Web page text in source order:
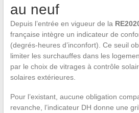
au neuf
Depuis l’entrée en vigueur de la
française intègre un indicateur de
(degrés-heures d’inconfort). Ce seuil
limiter les surchauffes dans les
par le choix de vitrages à contrôle
solaires extérieures.
Pour l’existant, aucune obligation
revanche, l’indicateur DH donne une